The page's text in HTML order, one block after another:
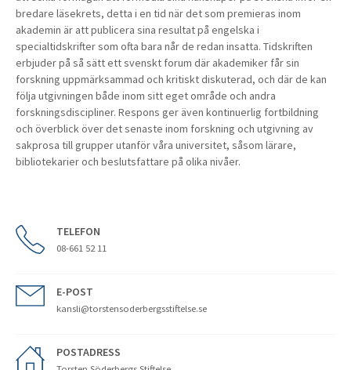
bredare läsekrets, detta i en tid när det som premieras inom
akademin är att publicera sina resultat på engelska i
specialtidskrifter som ofta bara når de redan insatta. Tidskriften
erbjuder på så sätt ett svenskt forum där akademiker får sin
forskning uppmärksammad och kritiskt diskuterad, och där de kan
följa utgivningen både inom sitt eget område och andra
forskningsdiscipliner. Respons ger även kontinuerlig fortbildning
och överblick över det senaste inom forskning och utgivning av
sakprosa till grupper utanför våra universitet, såsom lärare,
bibliotekarier och beslutsfattare på olika nivåer.
TELEFON
08-661 52 11
E-POST
kansli@torstensoderbergsstiftelse.se
POSTADRESS